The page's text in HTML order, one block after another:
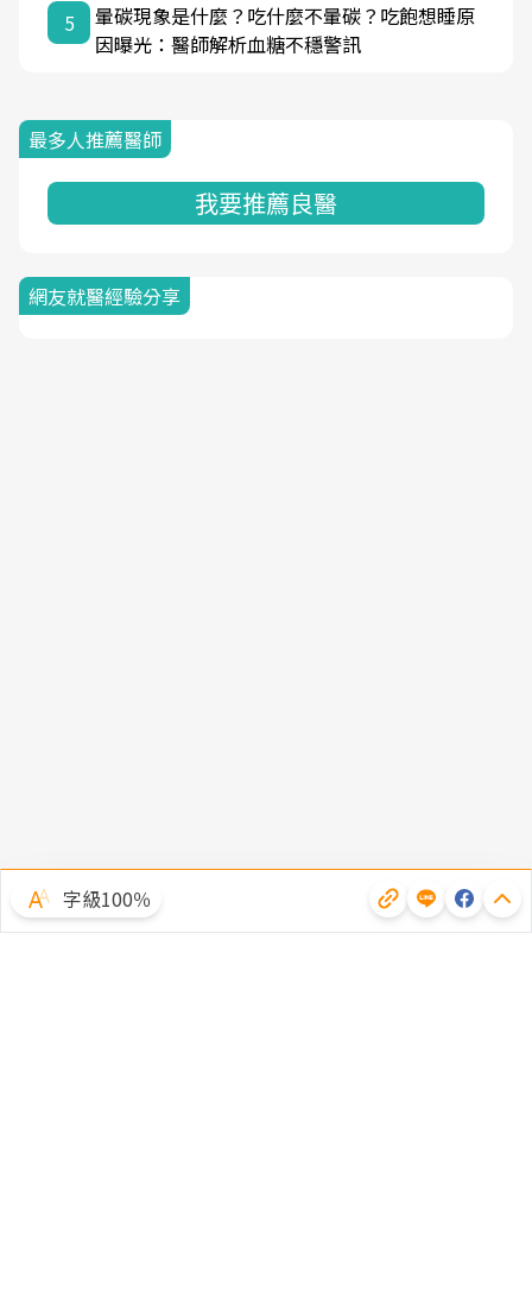
5
暈碳現象是什麼？吃什麼不暈碳？吃飽想睡原
因曝光：醫師解析血糖不穩警訊
最多人推薦醫師
我要推薦良醫
網友就醫經驗分享
字級100％